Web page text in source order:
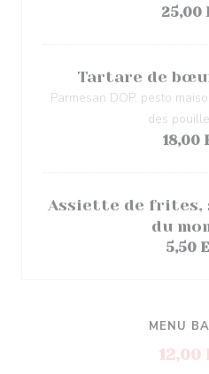
25,00
Tartare de
Parmesan DOP, pesto
des
18,00
Assiette de frites,
du
5,50
MENU
12,00